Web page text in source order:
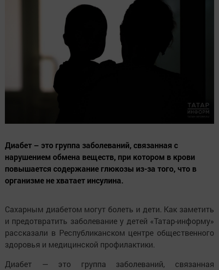
Диабет – это группа заболеваний, связанная с
нарушением обмена веществ, при котором в крови
повышается содержание глюкозы из-за того, что в
организме не хватает инсулина.
Сахарным диабетом могут болеть и дети. Как заметить
и предотвратить заболевание у детей «Татар-информу»
рассказали в Республиканском центре общественного
здоровья и медицинской профилактики.
Диабет — это группа заболеваний, связанная